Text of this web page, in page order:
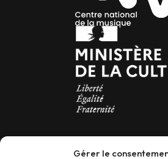
Gérer le
Newsletter